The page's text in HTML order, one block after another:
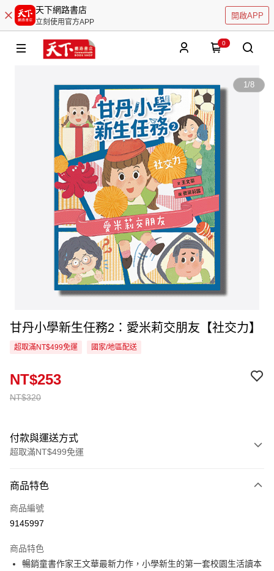
天下網路書店
立刻使用官方APP
開啟APP
0
1/8
甘丹小學新生任務2：愛米莉交朋友【社交力】
超取滿NT$499免運 國家/地區配送
NT$320
NT$253
付款與運送方式
超取滿NT$499免運
信用卡一次付款
超商取貨付款
Apple Pay
商品特色
商品編號
9145997
商品特色
暢銷童書作家王文華最新力作，小學新生的第一套校園生活讀本